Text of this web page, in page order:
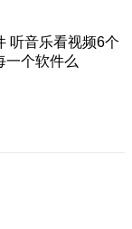
听音乐看视频6个
一个软件么